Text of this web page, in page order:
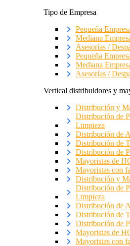
Tipo de Empresa
Pequeña
Mediana
Asesorías /
Pequeña
Mediana
Asesorías /
Vertical distribuidores y
Distribución y
Distribución de
Limpieza
Distribución de
Distribución de
Distribución de
Mayoristas de
Mayoristas con
Distribución y
Distribución de
Limpieza
Distribución de
Distribución de
Distribución de
Mayoristas de
Mayoristas con